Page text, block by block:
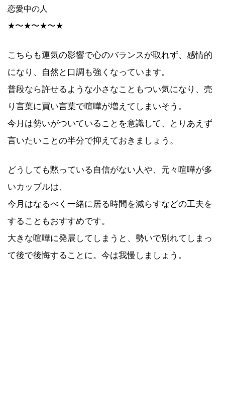
恋愛中の人
★〜★〜★〜★
こちらも運気の影響で心のバランスが取れず、感情的
になり、自然と口調も強くなっています。
普段なら許せるような小さなこともつい気になり、売
り言葉に買い言葉で喧嘩が増えてしまいそう。
今月は勢いがついていることを意識して、とりあえず
言いたいことの半分で抑えておきましょう。
どうしても黙っている自信がない人や、元々喧嘩が多
いカップルは、
今月はなるべく一緒に居る時間を減らすなどの工夫を
することもおすすめです。
大きな喧嘩に発展してしまうと、勢いで別れてしまっ
て後で後悔することに。今は我慢しましょう。